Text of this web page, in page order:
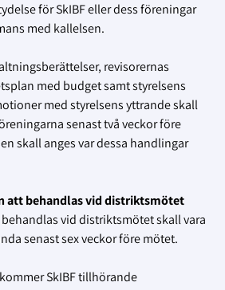
för SkIBF eller dess föreningar
med kallelsen.
revisorernas
med budget samt styrelsens
med styrelsens yttrande skall
senast två veckor före
skall anges var dessa handlingar
att behandlas vid distriktsmötet
vid distriktsmötet skall vara
senast sex veckor före mötet.
SkIBF tillhörande